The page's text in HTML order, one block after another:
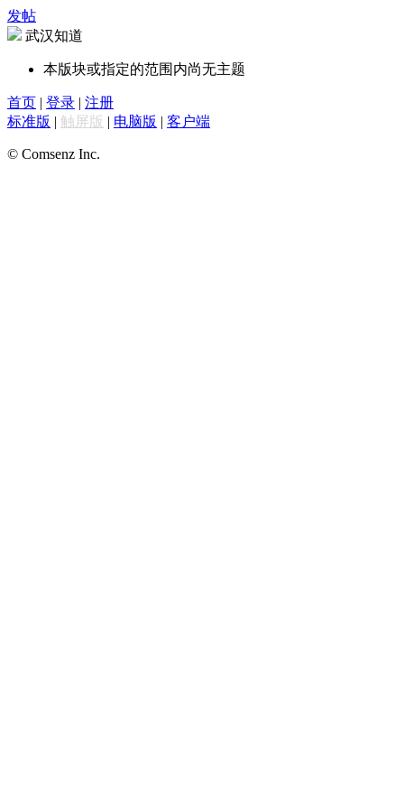
发帖
武汉知道
本版块或指定的范围内尚无主题
首页 | 登录 | 注册
标准版 | 触屏版 | 电脑版 | 客户端
© Comsenz Inc.